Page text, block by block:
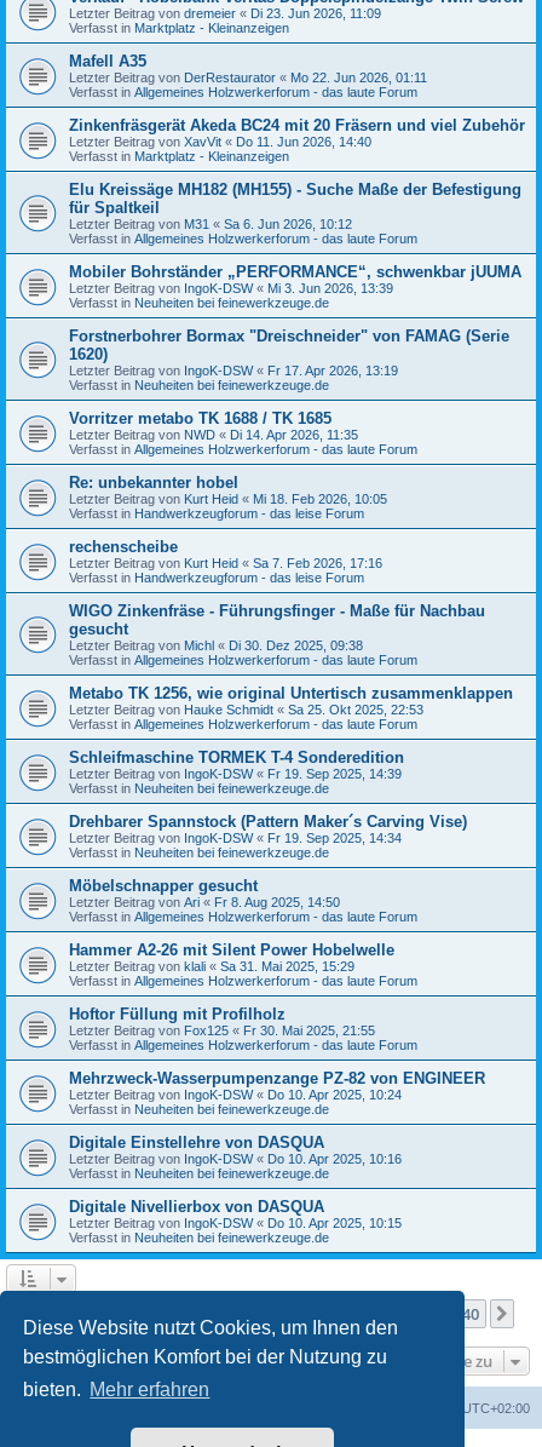
Diese Website nutzt Cookies, um Ihnen den
bestmöglichen Komfort bei der Nutzung zu
bieten. Mehr erfahren
Letzter Beitrag von dremeier « Di 23. Jun 2026, 11:09
Verfasst in Marktplatz - Kleinanzeigen
Mafell A35
Letzter Beitrag von DerRestaurator « Mo 22. Jun 2026, 01:11
Verfasst in Allgemeines Holzwerkerforum - das laute Forum
Zinkenfräsgerät Akeda BC24 mit 20 Fräsern und viel Zubehör
Letzter Beitrag von XavVit « Do 11. Jun 2026, 14:40
Verfasst in Marktplatz - Kleinanzeigen
Elu Kreissäge MH182 (MH155) - Suche Maße der Befestigung
für Spaltkeil
Letzter Beitrag von M31 « Sa 6. Jun 2026, 10:12
Verfasst in Allgemeines Holzwerkerforum - das laute Forum
Mobiler Bohrständer „PERFORMANCE“, schwenkbar jUUMA
Letzter Beitrag von IngoK-DSW« Mi 3. Jun 2026, 13:39
Verfasst in Neuheiten bei feinewerkzeuge.de
Forstnerbohrer Bormax "Dreischneider" von FAMAG (Serie
1620)
Letzter Beitrag von IngoK-DSW« Fr 17. Apr 2026, 13:19
Verfasst in Neuheiten bei feinewerkzeuge.de
Vorritzer metabo TK 1688 / TK 1685
Letzter Beitrag von NWD « Di 14. Apr 2026, 11:35
Verfasst in Allgemeines Holzwerkerforum - das laute Forum
Re: unbekannter hobel
Letzter Beitrag von Kurt Heid « Mi 18. Feb 2026, 10:05
Verfasst in Handwerkzeugforum - das leise Forum
rechenscheibe
Letzter Beitrag von Kurt Heid « Sa 7. Feb 2026, 17:16
Verfasst in Handwerkzeugforum - das leise Forum
WIGO Zinkenfräse - Führungsfinger - Maße für Nachbau
gesucht
Letzter Beitrag von Michl « Di 30. Dez 2025, 09:38
Verfasst in Allgemeines Holzwerkerforum - das laute Forum
Metabo TK 1256, wie original Untertisch zusammenklappen
Letzter Beitrag von Hauke Schmidt « Sa 25. Okt 2025, 22:53
Verfasst in Allgemeines Holzwerkerforum - das laute Forum
Schleifmaschine TORMEK T-4 Sonderedition
Letzter Beitrag von IngoK-DSW« Fr 19. Sep 2025, 14:39
Verfasst in Neuheiten bei feinewerkzeuge.de
Drehbarer Spannstock (Pattern Maker´s Carving Vise)
Letzter Beitrag von IngoK-DSW« Fr 19. Sep 2025, 14:34
Verfasst in Neuheiten bei feinewerkzeuge.de
Möbelschnapper gesucht
Letzter Beitrag von Ari « Fr 8. Aug 2025, 14:50
Verfasst in Allgemeines Holzwerkerforum - das laute Forum
Hammer A2-26 mit Silent Power Hobelwelle
Letzter Beitrag von klali « Sa 31. Mai 2025, 15:29
Verfasst in Allgemeines Holzwerkerforum - das laute Forum
Hoftor Füllung mit Profilholz
Letzter Beitrag von Fox125 « Fr 30. Mai 2025, 21:55
Verfasst in Allgemeines Holzwerkerforum - das laute Forum
Mehrzweck-Wasserpumpenzange PZ-82 von ENGINEER
Letzter Beitrag von IngoK-DSW« Do 10. Apr 2025, 10:24
Verfasst in Neuheiten bei feinewerkzeuge.de
Digitale Einstellehre von DASQUA
Letzter Beitrag von IngoK-DSW« Do 10. Apr 2025, 10:16
Verfasst in Neuheiten bei feinewerkzeuge.de
Digitale Nivellierbox von DASQUA
Letzter Beitrag von IngoK-DSW« Do 10. Apr 2025, 10:15
Verfasst in Neuheiten bei feinewerkzeuge.de
40
Gehe zu
UTC+02:00